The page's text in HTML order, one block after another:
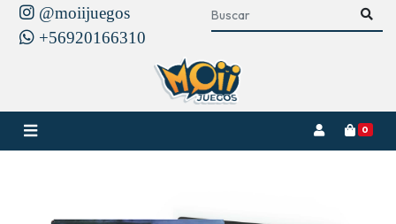
@moiijuegos
+56920166310
0